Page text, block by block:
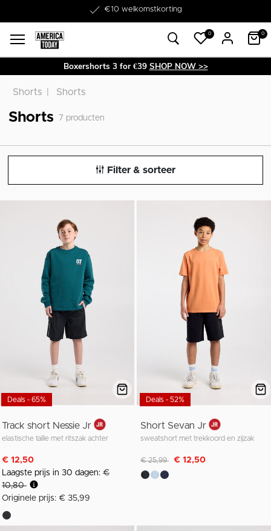
€10 welkomstkorting
Word lid van onze Member Club!
0 0
Boxershorts 3 for €39 SHOP NOW >>
Shorts Shorts
Shorts 7 producten
Filter & sorteer
Deals - 65%
Track short Nessie Jr
elastische taille met ritszak achter
€ 12,50
Laagste prijs in 30 dagen: €
10,80
Originele prijs: € 35,99
Deals - 52%
Short Sevan Jr
sweatshort met trekkoord en zijzak
Afgeprijsd van
€ 25,99 naar
€ 12,50